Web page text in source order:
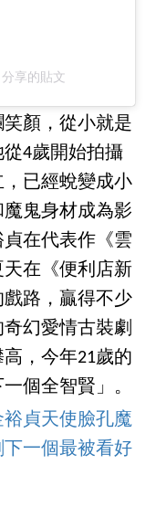
分享的貼文
顏，從小就是
4歲開始拍攝
已經蛻變成小
鬼身材成為影
在代表作《雲
在《便利店新
路，贏得不少
幻愛情古裝劇
，今年21歲的
個全智賢」。
貞天使臉孔魔
一個最被看好